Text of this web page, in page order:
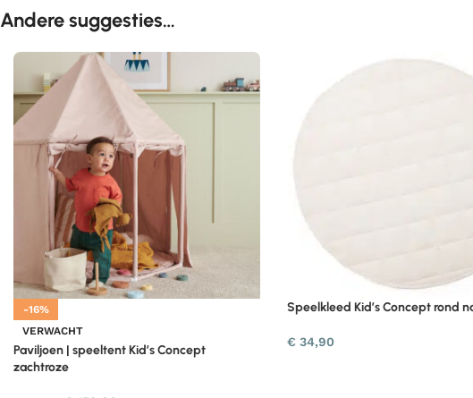
Andere suggesties…
-16%
VERWACHT
Paviljoen | speeltent Kid’s Concept
zachtroze
Speelkleed Kid’s Concept rond
€ 34,90